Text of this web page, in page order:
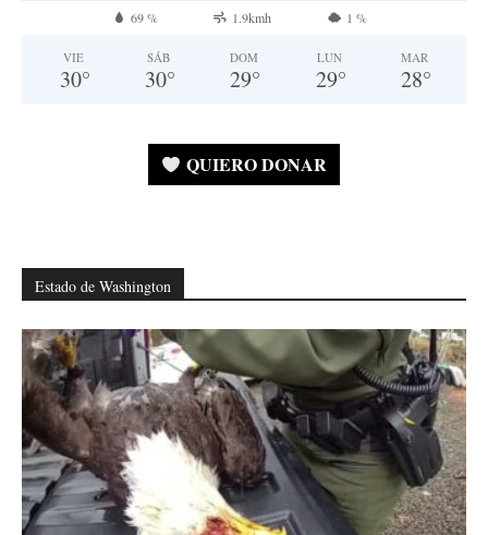
69 % 1.9kmh 1 %
VIE
30°
SÁB
30°
DOM
29°
LUN
29°
MAR
28°
QUIERO DONAR
Estado de Washington